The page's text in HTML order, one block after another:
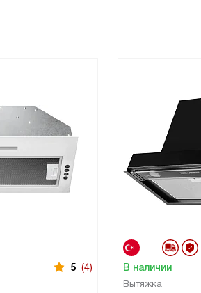
5 (4) В наличии
Вытяжка